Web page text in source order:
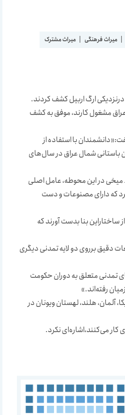
میراث فرهنگی میراث مشترک
ارگ اربیل کشف کردند.
مشغول کارند، موفق به کشف
با استفاده از
باستانی شمال عراق در سال‌های
در این محوطه، عامل اصلی
که دارای مصنوعات و دست
بنا بدست آورند که
دقیق برروی دو لایه تمدنی دیگری
تمدنی متعلق به دوران حکومت
آلمان، هلند، لهستان ویونان در
می‌کنند،اشاره‌ای نکرد.